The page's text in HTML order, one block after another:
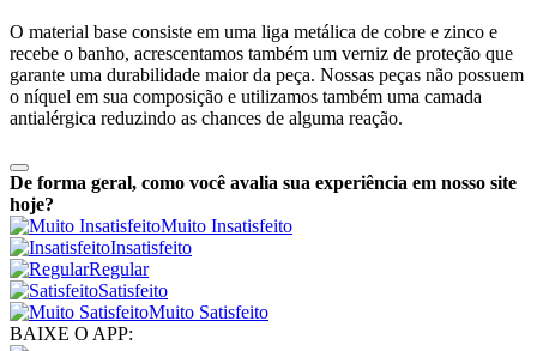
O material base consiste em uma liga metálica de cobre e zinco e
recebe o banho, acrescentamos também um verniz de proteção que
garante uma durabilidade maior da peça. Nossas peças não possuem
o níquel em sua composição e utilizamos também uma camada
antialérgica reduzindo as chances de alguma reação.
De forma geral, como você avalia sua experiência em nosso site
hoje?
Muito Insatisfeito
Insatisfeito
Regular
Satisfeito
Muito Satisfeito
BAIXE O APP: